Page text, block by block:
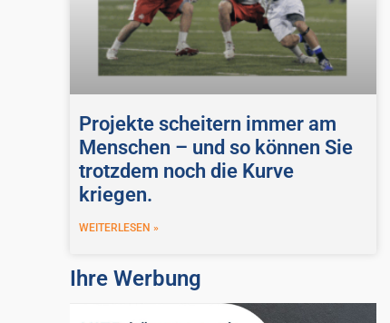
Projekte scheitern immer am
Menschen – und so können Sie
trotzdem noch die Kurve
kriegen.
WEITERLESEN »
Ihre Werbung